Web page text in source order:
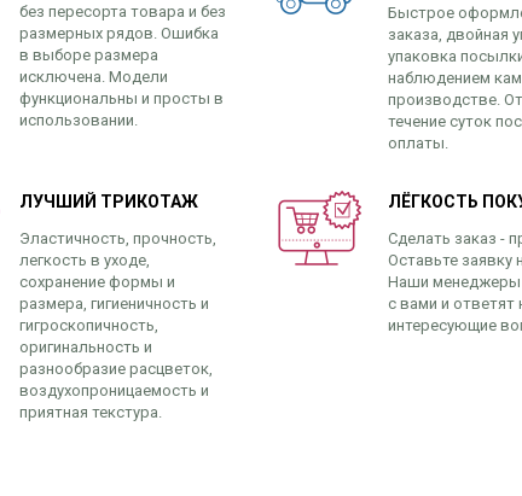
без пересорта товара и без
размерных рядов. Ошибка
в выборе размера
исключена. Модели
функциональны и просты в
использовании.
Быстрое
заказа, двойная
упаковка
наблюдением
производстве.
течение суток
оплаты.
ЛУЧШИЙ ТРИКОТАЖ
Эластичность, прочность,
легкость в уходе,
сохранение формы и
размера, гигиеничность и
гигроскопичность,
оригинальность и
разнообразие расцветок,
воздухопроницаемость и
приятная текстура.
ЛЁГКОСТЬ
Сделать заказ -
Оставьте заявку
Наши менеджеры
с вами и ответят
интересующие